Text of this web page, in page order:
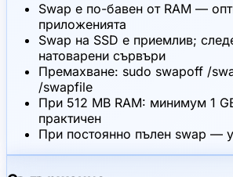
Swap е по-бавен от RAM —
приложенията
Swap на SSD е приемлив;
натоварени сървъри
Премахване: sudo swapoff /
/swapfile
При 512 MB RAM: минимум 1
практичен
При постоянно пълен swap —